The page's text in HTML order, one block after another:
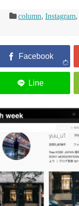
column, Instagram,